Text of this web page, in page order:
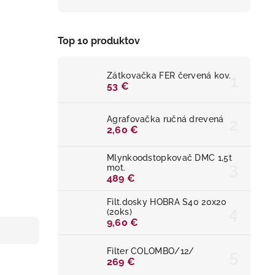
Top 10 produktov
Zátkovačka FER červená kov.
53 €
Agrafovačka ručná drevená
2,60 €
Mlynkoodstopkovač DMC 1,5t
mot.
489 €
Filt.dosky HOBRA S40 20x20
(20ks)
9,60 €
Filter COLOMBO/12/
269 €